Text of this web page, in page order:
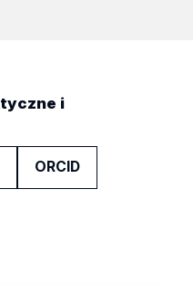
i
ORCID